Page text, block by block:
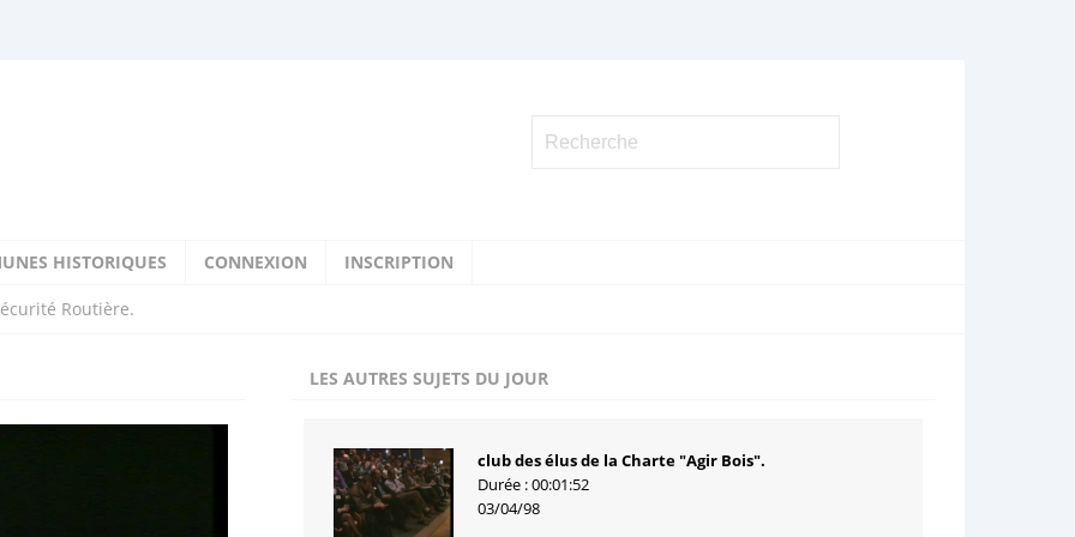
HISTORIQUES CONNEXION INSCRIPTION
Routière.
LES AUTRES SUJETS DU JOUR
club des élus de la Charte "Agir Bois".
Durée : 00:01:52
03/04/98